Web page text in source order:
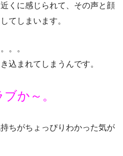
くに感じられて、その声と顔
てしまいます。
。。
込まれてしまうんです。
か～。
ちがちょっぴりわかった気が